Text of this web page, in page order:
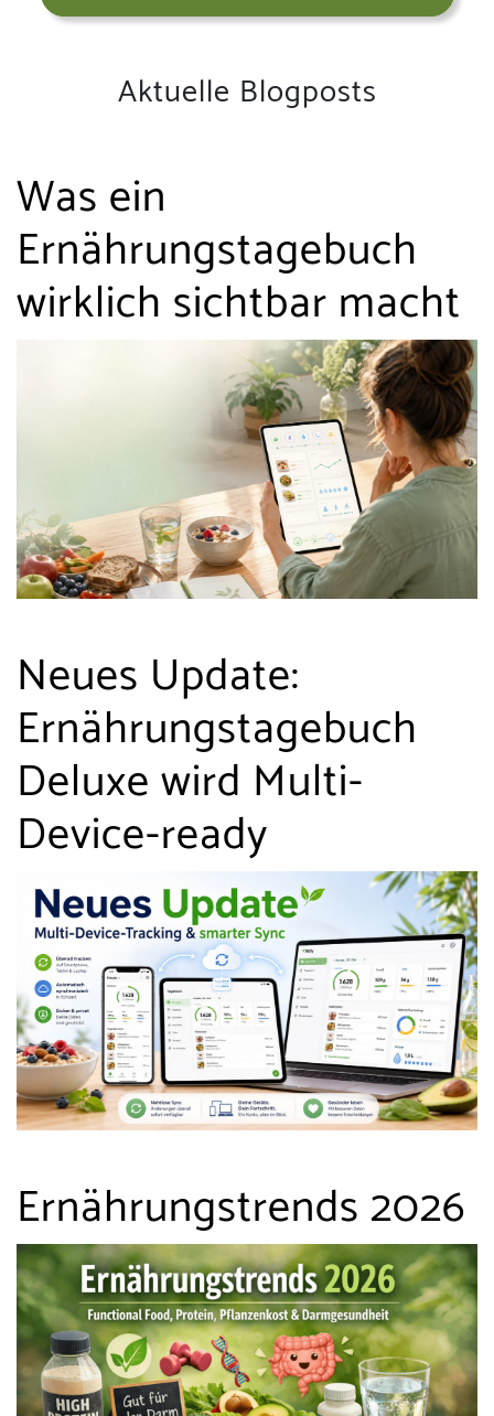
Aktuelle Blogposts
Was ein
Ernährungstagebuch
wirklich sichtbar macht
Neues Update:
Ernährungstagebuch
Deluxe wird Multi-
Device-ready
Ernährungstrends 2026